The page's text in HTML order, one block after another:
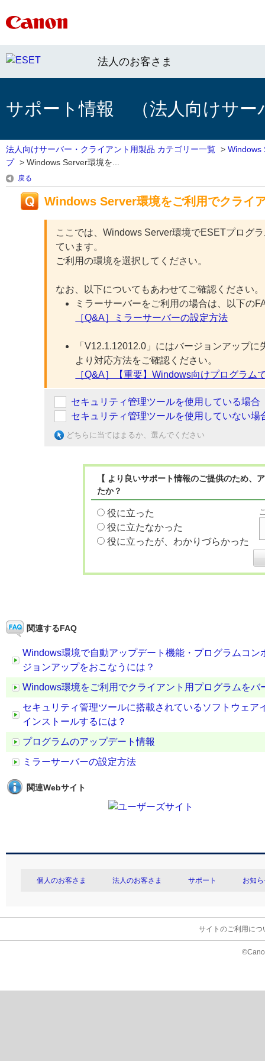
法人のお客さま
サポート情報 （法人向けサー
法人向けサーバー・クライアント用製品 カテゴリー一覧 > Windows
プ > Windows Server環境を...
戻る
Windows Server環境をご利用でクライ
ここでは、Windows Server環境でESETプログ
ています。
ご利用の環境を選択してください。
なお、以下についてもあわせてご確認ください。
ミラーサーバーをご利用の場合は、以下の
［Q&A］ミラーサーバーの設定方法
「V12.1.12012.0」にはバージョンアップ
より対応方法をご確認ください。
［Q&A］【重要】Windows向けプログラ
セキュリティ管理ツールを使用している場合
セキュリティ管理ツールを使用していない場
どちらに当てはまるか、選んでください
【 より良いサポート情報のご提供のため
たか？
役に立った
役に立たなかった
役に立ったが、わかりづらかった
関連するFAQ
Windows環境で自動アップデート機能・プログラムコ
ジョンアップをおこなうには？
Windows環境をご利用でクライアント用プログラムをバ
セキュリティ管理ツールに搭載されているソフトウェ
インストールするには？
プログラムのアップデート情報
ミラーサーバーの設定方法
関連Webサイト
個人のお客さま 法人のお客さま サポート お知
サイトのご利用につ